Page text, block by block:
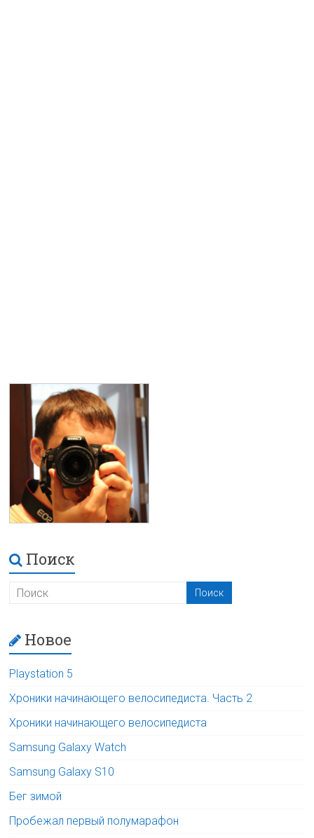
Поиск
Новое
Playstation 5
Хроники начинающего велосипедиста. Часть 2
Хроники начинающего велосипедиста
Samsung Galaxy Watch
Samsung Galaxy S10
Бег зимой
Пробежал первый полумарафон